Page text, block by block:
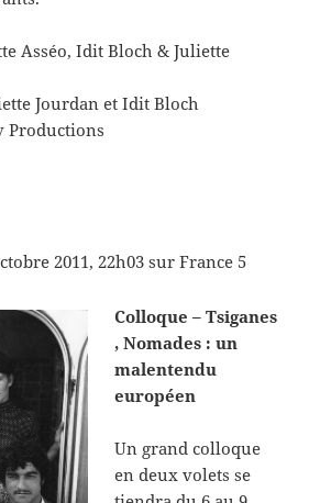
Asséo, Idit Bloch & Juliette
Jourdan et Idit Bloch
Productions
2011, 22h03 sur France 5
Colloque – Tsiganes
, Nomades : un
malentendu
européen
Un grand colloque
en deux volets se